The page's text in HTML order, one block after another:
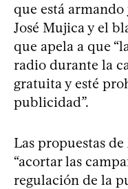
que está
José Mujica y el
que apela a que
radio durante la
gratuita y esté
publicidad”.
Las propuestas
“acortar las
regulación de la